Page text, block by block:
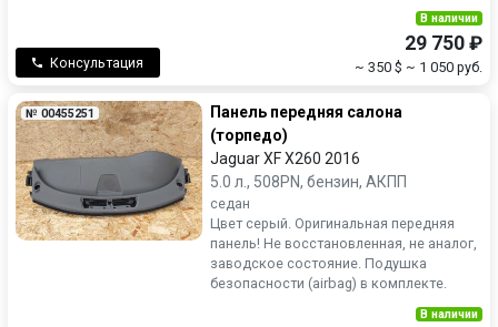
Консультация
В наличии
29 750 ₽
~ 350 $ ~ 1 050 руб.
№ 00455251
Панель передняя салона
(торпедо)
Jaguar XF X260 2016
5.0 л., 508PN, бензин, АКПП
седан
Цвет серый. Оригинальная передняя
панель! Не восстановленная, не аналог,
заводское состояние. Подушка
безопасности (airbag) в комплекте.
В наличии